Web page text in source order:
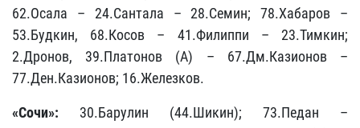
62.Осала – 24.Сантала – 28.Семин; 78.Хабаров –
53.Будкин, 68.Косов – 41.Филиппи – 23.Тимкин;
2.Дронов, 39.Платонов (А) – 67.Дм.Казионов –
77.Ден.Казионов; 16.Железков.
«Сочи»: 30.Барулин (44.Шикин); 73.Педан –